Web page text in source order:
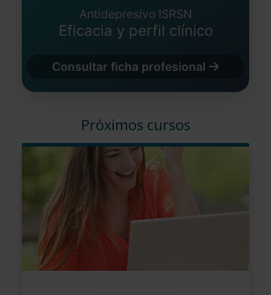
Antidepresivo ISRSN
Eficacia y perfil clínico
Consultar ficha profesional
Próximos cursos